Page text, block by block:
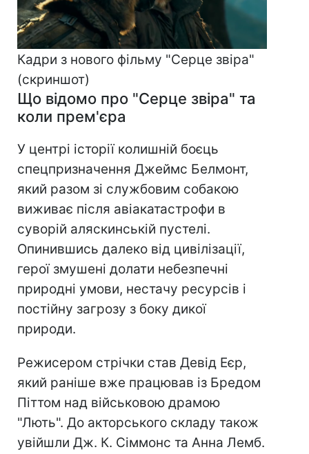
Кадри з нового фільму "Серце звіра"
(скриншот)
Що відомо про "Серце звіра" та
коли прем'єра
У центрі історії колишній боєць
спецпризначення Джеймс Белмонт,
який разом зі службовим собакою
виживає після авіакатастрофи в
суворій аляскинській пустелі.
Опинившись далеко від цивілізації,
герої змушені долати небезпечні
природні умови, нестачу ресурсів і
постійну загрозу з боку дикої
природи.
Режисером стрічки став Девід Еєр,
який раніше вже працював із Бредом
Піттом над військовою драмою
"Лють". До акторського складу також
увійшли Дж. К. Сіммонс та Анна Лемб.